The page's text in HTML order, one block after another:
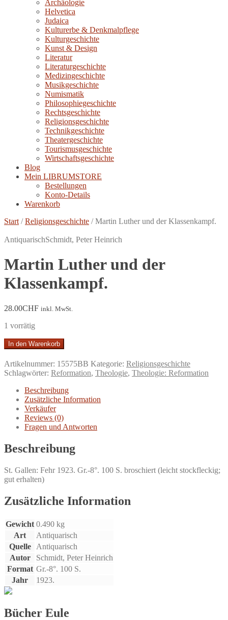
Archäologie
Helvetica
Judaica
Kulturerbe & Denkmalpflege
Kulturgeschichte
Kunst & Design
Literatur
Literaturgeschichte
Medizingeschichte
Musikgeschichte
Numismatik
Philosophiegeschichte
Rechtsgeschichte
Religionsgeschichte
Technikgeschichte
Theatergeschichte
Tourismusgeschichte
Wirtschaftsgeschichte
Blog
Mein LIBRUMSTORE
Bestellungen
Konto-Details
Warenkorb
Start /Religionsgeschichte /Martin Luther und der Klassenkampf.
AntiquarischSchmidt, Peter Heinrich
Martin Luther und der
Klassenkampf.
28.00CHF inkl. MwSt.
1 vorrätig
Martin
Luther
und
der
Klassenkampf.
Menge
In den Warenkorb
Artikelnummer: 15575BB Kategorie: Religionsgeschichte
Schlagwörter: Reformation, Theologie, Theologie: Reformation
Beschreibung
Zusätzliche Information
Verkäufer
Reviews (0)
Fragen und Antworten
Beschreibung
St. Gallen: Fehr 1923. Gr.-8°. 100 S. broschiert (leicht stockfleckig;
gut erhalten)
Zusätzliche Information
Gewicht 0.490 kg
Art
Antiquarisch
Quelle
Antiquarisch
Autor
Schmidt, Peter Heinrich
Format Gr.-8°. 100 S.
Jahr
1923.
Bücher Eule